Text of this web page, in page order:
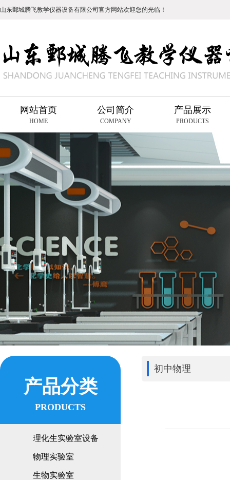
山东鄄城腾飞教学仪器设备有限公司官方网站欢迎您的光临！
网站首页
HOME
公司简介
COMPANY
产品展示
PRODUCTS
产品分类
PRODUCTS
理化生实验室设备
物理实验室
生物实验室
初中物理